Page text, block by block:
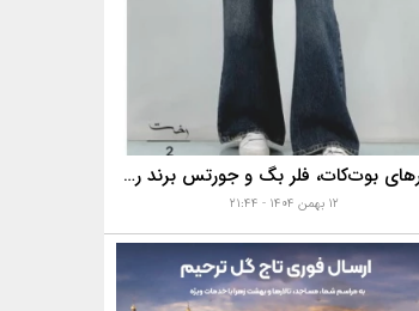
شلوارهای بوت‌کات، فلر بگ و جورتس برند رخت
۱۲ بهمن ۱۴۰۴ - ۲۱:۴۴